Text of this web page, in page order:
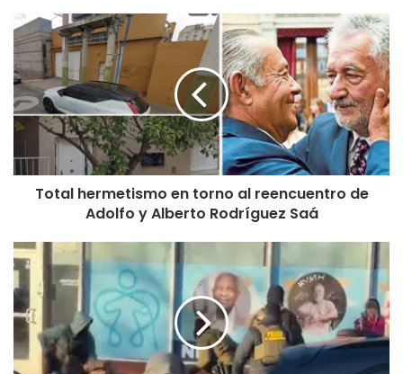
Total
hermetismo
en
torno
al
reencuentro
de
Adolfo
y
AlbertoTotal hermetismo en torno al reencuentro de
Adolfo y Alberto Rodríguez Saá
Minnesota:
el
avance
de
políticas
autoritarias
que